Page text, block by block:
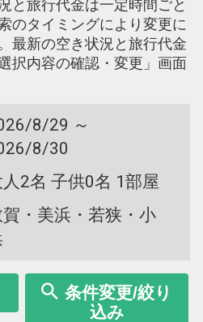
と旅行代金は一定時間ごと
のタイミングにより変更に
最新の空き状況と旅行代金
択内容の確認・変更」画面
8/29 ～
8/30
人2名 子供0名 1部屋
・美浜・若狭・小
条件変更/絞り
込み